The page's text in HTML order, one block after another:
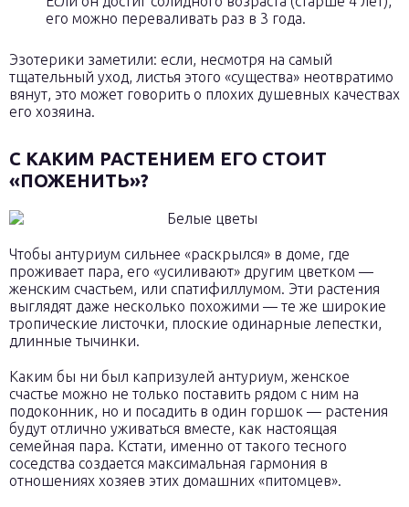
его можно переваливать раз в 3 года.
Эзотерики заметили: если, несмотря на самый
тщательный уход, листья этого «существа» неотвратимо
вянут, это может говорить о плохих душевных качествах
его хозяина.
С КАКИМ РАСТЕНИЕМ ЕГО СТОИТ
«ПОЖЕНИТЬ»?
Чтобы антуриум сильнее «раскрылся» в доме, где
проживает пара, его «усиливают» другим цветком —
женским счастьем, или спатифиллумом. Эти растения
выглядят даже несколько похожими — те же широкие
тропические листочки, плоские одинарные лепестки,
длинные тычинки.
Каким бы ни был капризулей антуриум, женское
счастье можно не только поставить рядом с ним на
подоконник, но и посадить в один горшок — растения
будут отлично уживаться вместе, как настоящая
семейная пара. Кстати, именно от такого тесного
соседства создается максимальная гармония в
отношениях хозяев этих домашних «питомцев».